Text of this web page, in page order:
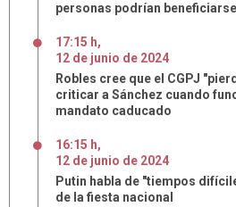
personas podrían
17:15 h,
12 de junio de 2024
Robles cree que el CGPJ
criticar a Sánchez cuando
mandato caducado
16:15 h,
12 de junio de 2024
Putin habla de "tiempos
de la fiesta nacional